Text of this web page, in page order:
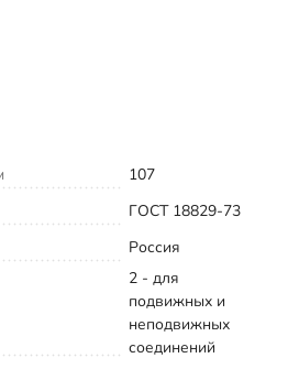
107
ГОСТ 18829-73
Россия
2 - для
подвижных и
неподвижных
соединений